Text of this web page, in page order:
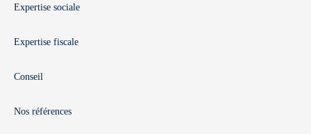
Expertise sociale
Expertise fiscale
Conseil
Nos références